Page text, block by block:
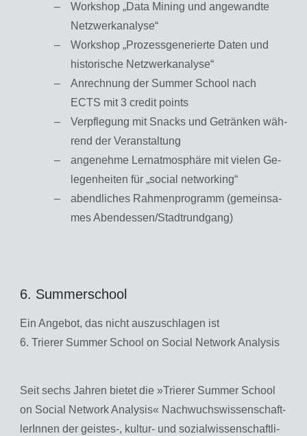
Work­shop „Data Mi­ning und an­ge­wand­te
Netz­werkana­ly­se“
Work­shop „Pro­zess­ge­ne­rier­te Daten und
his­to­ri­sche Netz­werkana­ly­se“
An­rech­nung der Sum­mer School nach
ECTS mit 3 credit points
Ver­pfle­gung mit Snacks und Ge­trän­ken wäh­
rend der Ver­an­stal­tung
an­ge­neh­me Ler­n­at­mo­sphä­re mit vie­len Ge­
le­gen­hei­ten für „so­ci­al net­wor­king“
abend­li­ches Rah­men­pro­gramm (ge­mein­sa­
mes Abend­es­sen/Stadt­rund­gang)
6. Summerschool
Ein An­ge­bot, das nicht aus­zu­schla­gen ist
6. Trie­rer Sum­mer School on So­ci­al Net­work Ana­ly­sis
Seit sechs Jah­ren bie­tet die »Trie­rer Sum­mer School
on So­ci­al Net­work Ana­ly­sis« Nach­wuchs­wis­sen­schaft­
le­rIn­nen der geis­tes-, kul­tur- und so­zi­al­wis­sen­schaft­li­